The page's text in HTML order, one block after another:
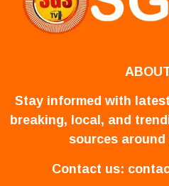
Stay informed with
breaking, local, and
sources
Contact us: